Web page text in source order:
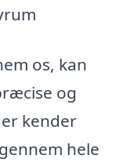
os, kan
og
kender
hele